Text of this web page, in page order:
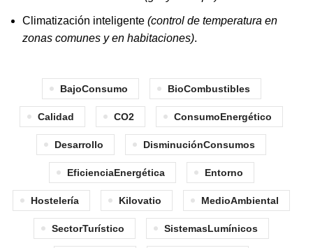
Climatización inteligente (control de temperatura en
zonas comunes y en habitaciones).
BajoConsumo BioCombustibles
Calidad CO2 ConsumoEnergético
Desarrollo DisminuciónConsumos
EficienciaEnergética Entorno
Hostelería Kilovatio MedioAmbiental
SectorTurístico SistemasLumínicos